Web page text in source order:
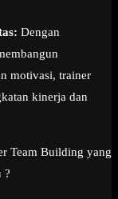
Dengan
motivasi, trainer
kinerja dan
Team Building yang
?